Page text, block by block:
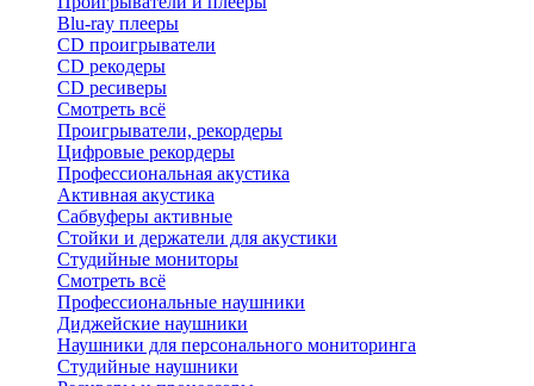
Blu-ray плееры
CD проигрыватели
CD рекодеры
CD ресиверы
Смотреть всё
Проигрыватели, рекордеры
Цифровые рекордеры
Профессиональная акустика
Активная акустика
Сабвуферы активные
Стойки и держатели для акустики
Студийные мониторы
Смотреть всё
Профессиональные наушники
Диджейские наушники
Наушники для персонального мониторинга
Студийные наушники